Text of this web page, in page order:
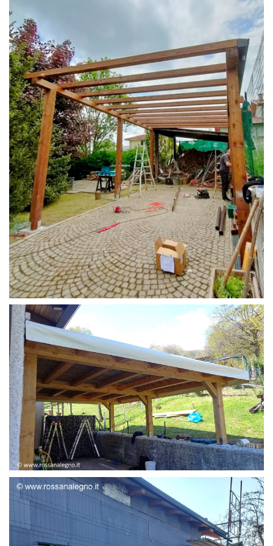
STRUTTURA CAMPER
STRUTTURA ADDOSSATA LAMELLARE